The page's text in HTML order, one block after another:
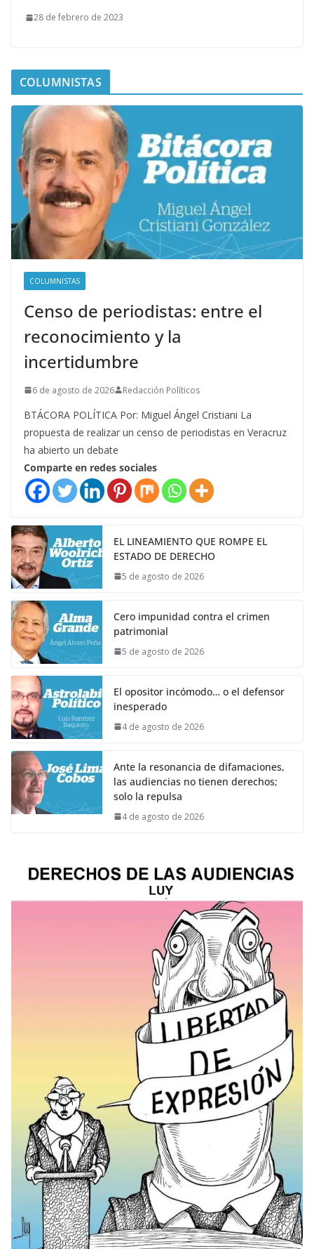
28 de febrero de 2023
COLUMNISTAS
COLUMNISTAS
Censo de periodistas: entre el
reconocimiento y la
incertidumbre
6 de agosto de 2026 Redacción Políticos
BTÁCORA POLÍTICA Por: Miguel Ángel Cristiani La
propuesta de realizar un censo de periodistas en Veracruz
ha abierto un debate
Comparte en redes sociales
EL LINEAMIENTO QUE ROMPE EL
ESTADO DE DERECHO
5 de agosto de 2026
Cero impunidad contra el crimen
patrimonial
5 de agosto de 2026
El opositor incómodo… o el defensor
inesperado
4 de agosto de 2026
Ante la resonancia de difamaciones,
las audiencias no tienen derechos;
solo la repulsa
4 de agosto de 2026